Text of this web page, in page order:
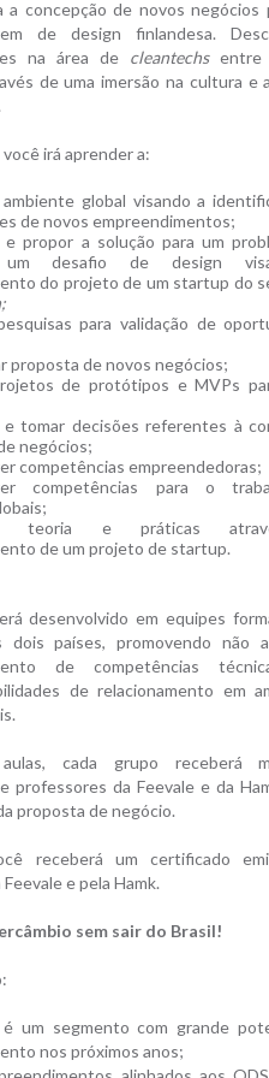
a concepção de novos negócios
de design finlandesa.
na área de cleantechsentre
de uma imersão na cultura e
irá aprender a:
global visando a
de novos empreendimentos;
propor a solução para um
desafio de design
do projeto de um startup do
para validação de
proposta de novos negócios;
de protótipos e MVPs
tomar decisões referentes à
negócios;
competências empreendedoras;
competências para o
teoria e práticas
de um projeto de startup.
desenvolvido em equipes
dois países, promovendo não
de competências
de relacionamento em
cada grupo receberá
professores da Feevale e da
proposta de negócio.
receberá um certificado
e pela Hamk.
sem sair do Brasil!
um segmento com grande
nos próximos anos;